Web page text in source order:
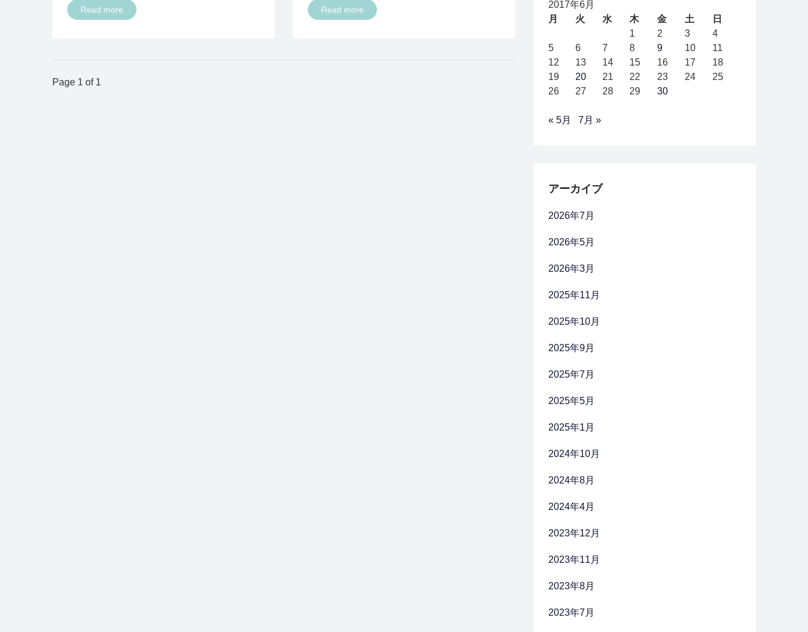
Read more Read more
Page 1 of 1
2017年6月
月
火 水 木 金 土
日
1
2 3
4
5
6 7 8 9 10
11
12
13 14 15 16 17
18
19
20 21 22 23 24
25
26
27 28 29 30
« 5月 7月 »
アーカイブ
2026年7月
2026年5月
2026年3月
2025年11月
2025年10月
2025年9月
2025年7月
2025年5月
2025年1月
2024年10月
2024年8月
2024年4月
2023年12月
2023年11月
2023年8月
2023年7月